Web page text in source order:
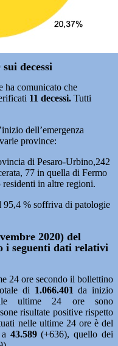
decessi
ha comunicato che
11 decessi. Tutti
dell’emergenza
province:
di Pesaro-Urbino,242
77 in quella di Fermo
in altre regioni.
95,4 % soffriva di patologie
2020) del
i seguenti dati relativi
24 ore secondo il bollettino
di 1.066.401da inizio
ultime 24 ore sono
risultate positive rispetto
nelle ultime 24 ore è del
43.589(+636), quello dei